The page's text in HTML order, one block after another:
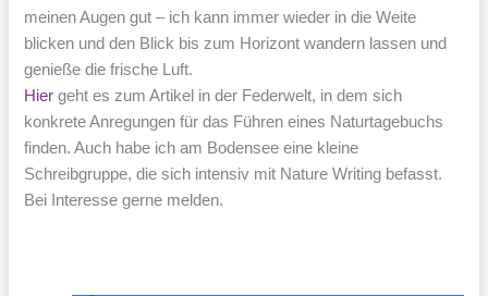
meinen Augen gut – ich kann immer wieder in die Weite
blicken und den Blick bis zum Horizont wandern lassen und
genieße die frische Luft.
Hier geht es zum Artikel in der Federwelt, in dem sich
konkrete Anregungen für das Führen eines Naturtagebuchs
finden. Auch habe ich am Bodensee eine kleine
Schreibgruppe, die sich intensiv mit Nature Writing befasst.
Bei Interesse gerne melden.